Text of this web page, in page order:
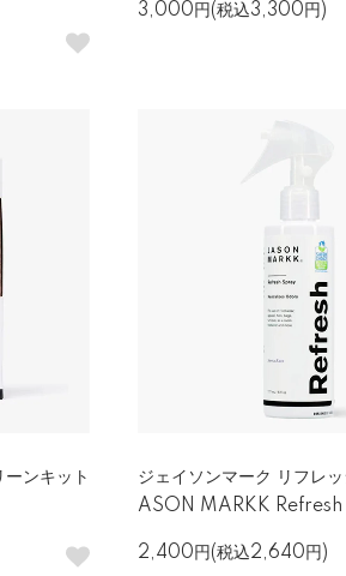
3,000円(税込3,300円)
ンキット
ジェイソンマーク リフレ
ASON MARKK
2,400円(税込2,640円)